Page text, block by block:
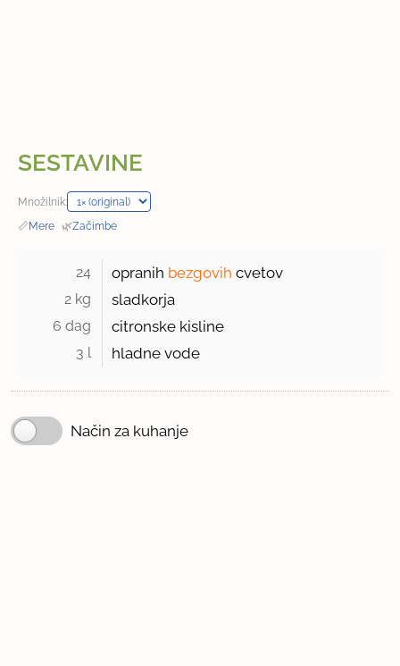
SESTAVINE
Množilnik:
📏Mere · 🌿Začimbe
24 opranih bezgovih cvetov
2 kg sladkorja
6 dag citronske kisline
3 l hladne vode
Način za kuhanje